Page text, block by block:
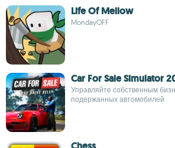
Life Of Mellow
MondayOFF
Car For Sale Simulator
Управляйте собственным
подержанных автомобилей